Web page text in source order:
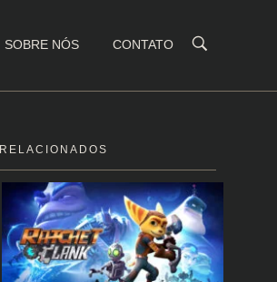
SOBRE NÓS CONTATO
RELACIONADOS